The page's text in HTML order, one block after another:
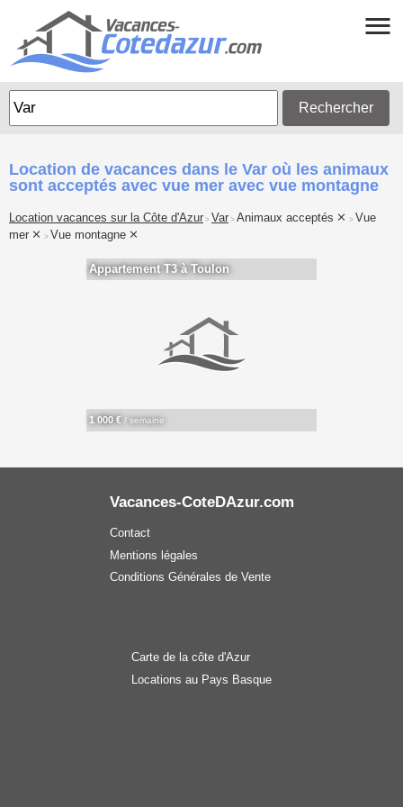
Rechercher
Location de vacances dans le Var où les animaux
sont acceptés avec vue mer avec vue montagne
Location vacances sur la Côte d'Azur > Var > Animaux acceptés > Vue
mer
> Vue montagne
Appartement T3 à Toulon
1 000 € / semaine
Vacances-CoteDAzur.com
Contact
Mentions légales
Conditions Générales de Vente
Carte de la côte d'Azur
Locations au Pays Basque